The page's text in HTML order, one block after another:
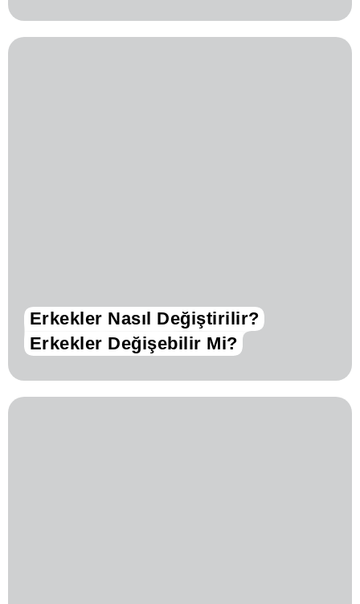
Erkekler Nasıl Değiştirilir?
Erkekler Değişebilir Mi?